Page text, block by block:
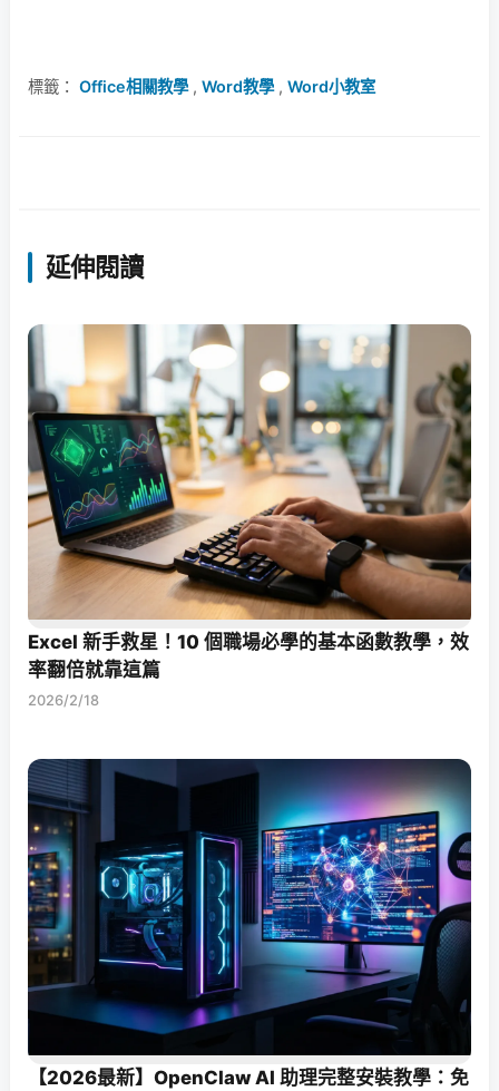
標籤： Office相關教學, Word教學, Word小教室
延伸閱讀
Excel 新手救星！10 個職場必學的基本函數教學，效
率翻倍就靠這篇
2026/2/18
【2026最新】OpenClaw AI 助理完整安裝教學：免